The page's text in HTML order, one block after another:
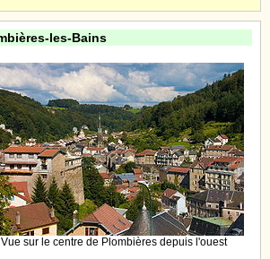
les-Bains
Vue sur le centre de Plombières depuis l'ouest